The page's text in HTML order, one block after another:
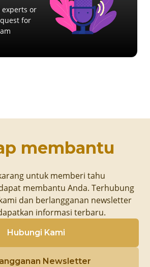
experts or
for
membantu
untuk memberi tahu
membantu Anda. Terhubung
dan berlangganan newsletter
informasi terbaru.
Hubungi Kami
Newsletter